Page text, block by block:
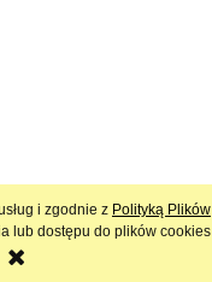
i zgodnie z Polityką Plików
lub dostępu do plików cookies